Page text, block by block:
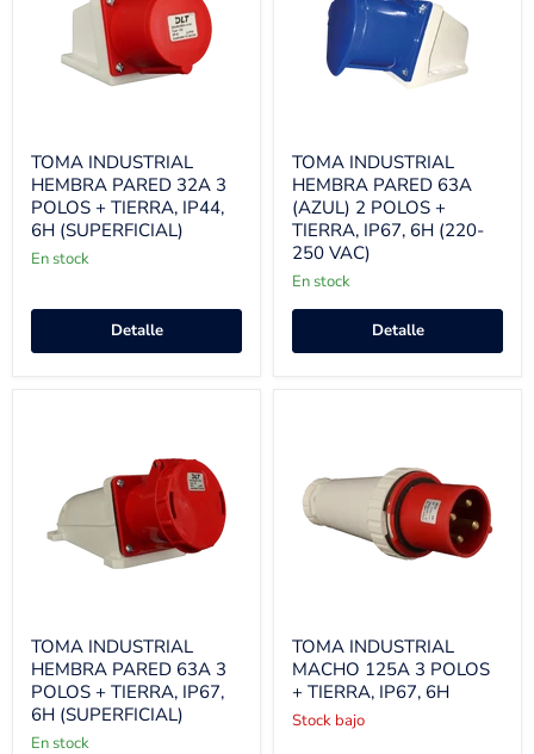
TOMA INDUSTRIAL
HEMBRA PARED 32A 3
POLOS + TIERRA, IP44,
6H (SUPERFICIAL)
En stock
Detalle
TOMA INDUSTRIAL
HEMBRA PARED 63A
(AZUL) 2 POLOS +
TIERRA, IP67, 6H (220-
250 VAC)
En stock
Detalle
TOMA INDUSTRIAL
HEMBRA PARED 63A 3
POLOS + TIERRA, IP67,
6H (SUPERFICIAL)
En stock
TOMA INDUSTRIAL
MACHO 125A 3 POLOS
+ TIERRA, IP67, 6H
Stock bajo